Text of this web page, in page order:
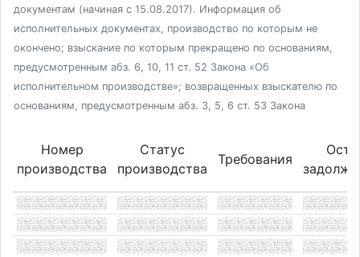
документам (начиная с 15.08.2017). Информация об
исполнительных документах, производство по которым не
окончено; взыскание по которым прекращено по основаниям,
предусмотренным абз. 6, 10, 11 ст. 52 Закона «Об
исполнительном производстве»; возвращенных взыскателю по
основаниям, предусмотренным абз. 3, 5, 6 ст. 53 Закона
Номер
производства
Статус
производства
Требования